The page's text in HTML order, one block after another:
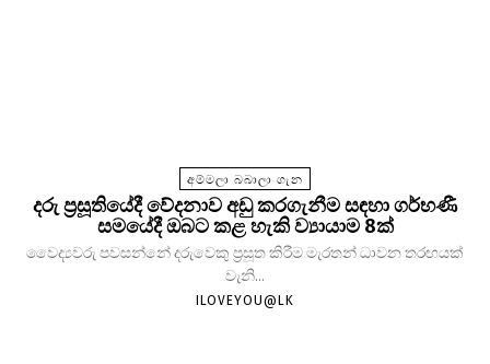
අම්මලා බබාලා ගැන
දරු ප්‍රසූතියේදී වේදනාව අඩු කරගැනීම සඳහා ගර්භණී
සමයේදී ඔබට කළ හැකි ව්‍යායාම 8ක්
වෛද්‍යවරු පවසන්නේ දරුවෙකු ප්‍රසූත කිරීම මැරතන් ධාවන තරඟයක්
වැනි...
ILOVEYOU@LK